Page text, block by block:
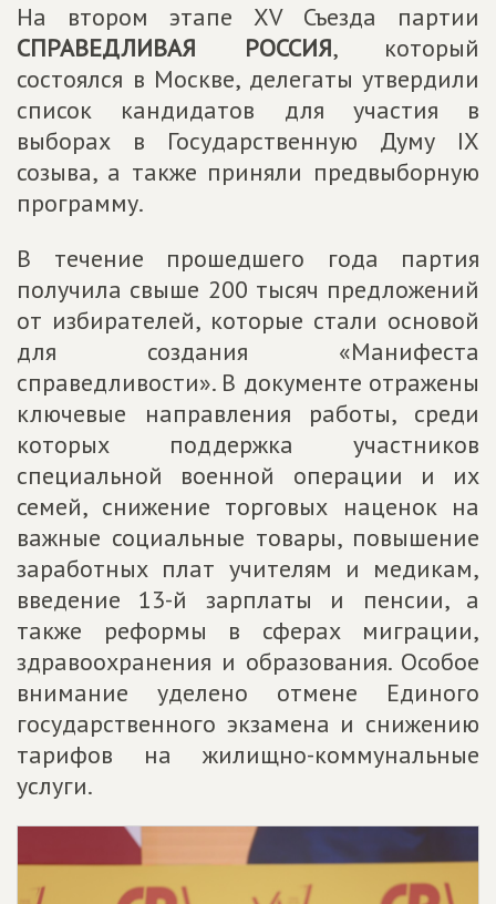
На втором этапе XV Съезда партии
СПРАВЕДЛИВАЯ РОССИЯ, который
состоялся в Москве, делегаты утвердили
список кандидатов для участия в
выборах в Государственную Думу IX
созыва, а также приняли предвыборную
программу.
В течение прошедшего года партия
получила свыше 200 тысяч предложений
от избирателей, которые стали основой
для создания «Манифеста
справедливости». В документе отражены
ключевые направления работы, среди
которых поддержка участников
специальной военной операции и их
семей, снижение торговых наценок на
важные социальные товары, повышение
заработных плат учителям и медикам,
введение 13-й зарплаты и пенсии, а
также реформы в сферах миграции,
здравоохранения и образования. Особое
внимание уделено отмене Единого
государственного экзамена и снижению
тарифов на жилищно-коммунальные
услуги.